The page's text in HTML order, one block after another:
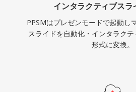
インタラクティブスラ
PPSMはプレゼンモードで起動
スライドを自動化・インタラク
形式に変換。